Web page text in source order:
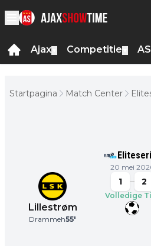
Ajax Competitie AS
Startpagina Match Center
20 mei
Lillestrøm
Drammeh55'
1 2
Volledige